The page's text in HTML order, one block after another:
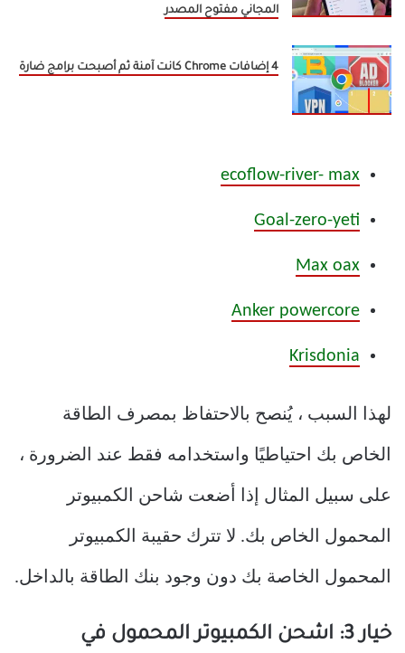
المجاني مفتوح المصدر
4 إضافات Chrome كانت آمنة ثم أصبحت برامج ضارة
ecoflow-river- max
Goal-zero-yeti
Max oax
Anker powercore
Krisdonia
لهذا السبب ، يُنصح بالاحتفاظ بمصرف الطاقة
الخاص بك احتياطيًا واستخدامه فقط عند الضرورة ،
على سبيل المثال إذا أضعت شاحن الكمبيوتر
المحمول الخاص بك. لا تترك حقيبة الكمبيوتر
المحمول الخاصة بك دون وجود بنك الطاقة بالداخل.
خيار 3: اشحن الكمبيوتر المحمول في